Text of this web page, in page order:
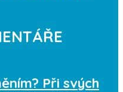
Při svých